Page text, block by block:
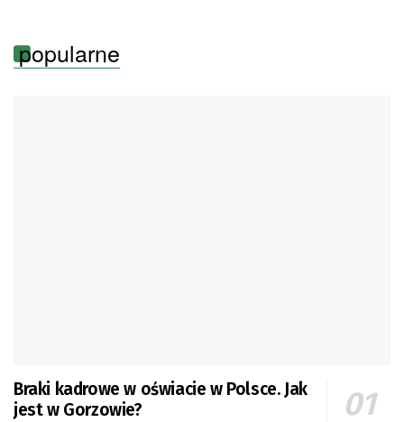
popularne
Braki kadrowe w oświacie w Polsce. Jak
jest w Gorzowie?